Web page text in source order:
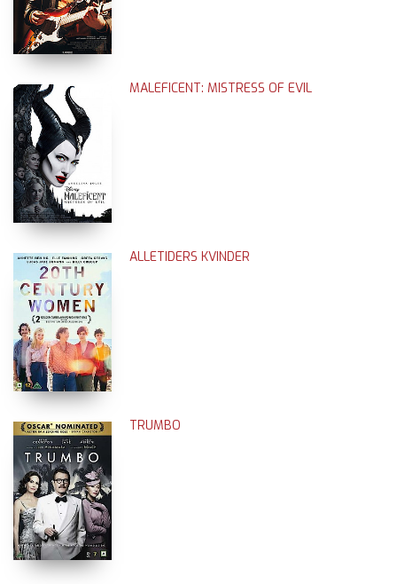
MALEFICENT: MISTRESS OF EVIL
ALLETIDERS KVINDER
TRUMBO